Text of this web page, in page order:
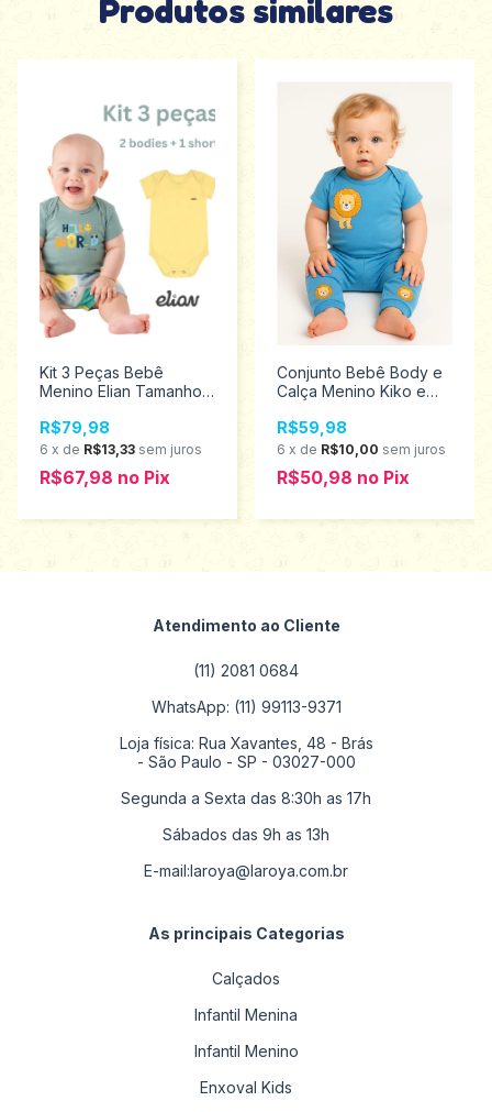
Produtos similares
Kit 3 Peças Bebê
Menino Elian Tamanhos
R$79,98
6 x de R$13,33 sem juros
R$67,98 no Pix
Conjunto Bebê Body e
Calça Menino Kiko e
R$59,98
6 x de R$10,00 sem juros
R$50,98 no Pix
Atendimento ao Cliente
(11) 2081 0684
WhatsApp: (11) 99113-9371
Loja física: Rua Xavantes, 48 - Brás
- São Paulo - SP - 03027-000
Segunda a Sexta das 8:30h as 17h
Sábados das 9h as 13h
E-mail:laroya@laroya.com.br
As principais Categorias
Calçados
Infantil Menina
Infantil Menino
Enxoval Kids